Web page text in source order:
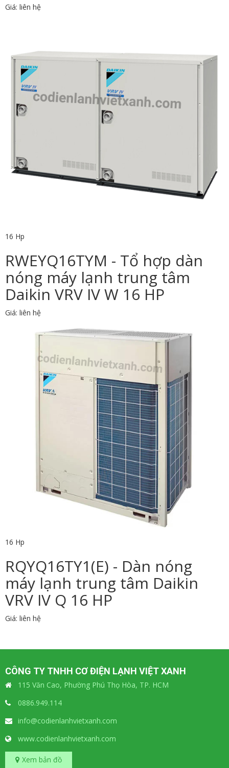
Giá: liên hệ
16 Hp
RWEYQ16TYM - Tổ hợp dàn
nóng máy lạnh trung tâm
Daikin VRV IV W 16 HP
Giá: liên hệ
16 Hp
RQYQ16TY1(E) - Dàn nóng
máy lạnh trung tâm Daikin
VRV IV Q 16 HP
Giá: liên hệ
CÔNG TY TNHH CƠ ĐIỆN LẠNH VIỆT XANH
115 Văn Cao, Phường Phú Thọ Hòa, TP. HCM
0886.949.114
info@codienlanhvietxanh.com
www.codienlanhvietxanh.com
Xem bản đồ